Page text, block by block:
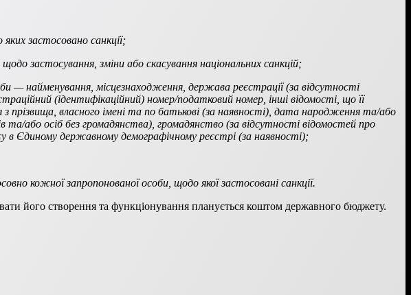
застосовано санкції;
застосування, зміни або скасування національних санкцій;
— найменування, місцезнаходження, держава реєстрації (за відсутності
(ідентифікаційний) номер/податковий номер, інші відомості, що її
прізвища, власного імені та по батькові (за наявності), дата народження та/або
та/або осіб без громадянства), громадянство (за відсутності відомостей про
в Єдиному державному демографічному реєстрі (за наявності);
кожної запропонованої особи, щодо якої застосовані санкції.
його створення та функціонування планується коштом державного бюджету.